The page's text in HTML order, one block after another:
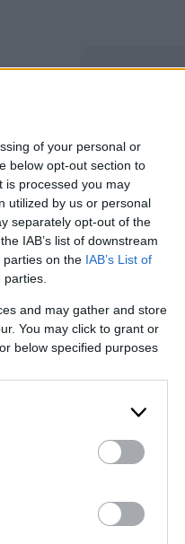
of your personal or
below opt-out section to
is processed you may
utilized by us or personal
separately opt-out of the
IAB’s list of downstream
parties on the IAB’s List of
parties.
and may gather and store
You may click to grant or
below specified purposes
την
ο